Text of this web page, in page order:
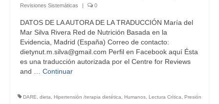
Revisiones Sistemáticas
| 0
DATOS DE LA AUTORA DE LA TRADUCCIÓN María del
Mar Silva Rivera Red de Nutrición Basada en la
Evidencia, Madrid (España) Correo de contacto:
dietynut.m.silva@gmail.com Perfil en Facebook aquí Ésta
es una traducción autorizada por el Centre for Reviews
and … Continuar
DARE dieta Hipertensión /terapia dietética Humanos Lectura Crítica
Presión